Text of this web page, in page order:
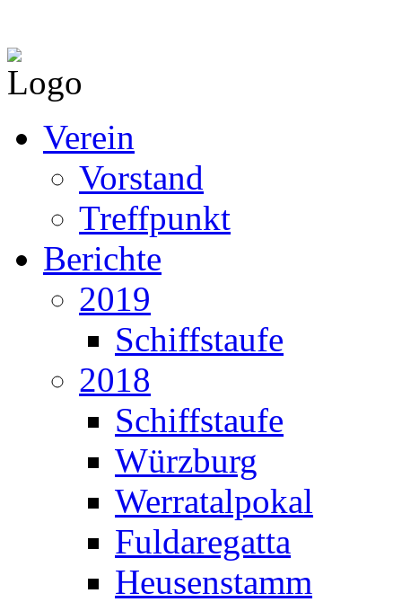
Verein
Vorstand
Treffpunkt
Berichte
2019
Schiffstaufe
2018
Schiffstaufe
Würzburg
Werratalpokal
Fuldaregatta
Heusenstamm